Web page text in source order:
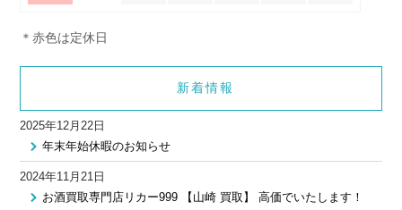
＊赤色は定休日
新着情報
2025年12月22日
年末年始休暇のお知らせ
2024年11月21日
お酒買取専門店リカー999 【山崎 買取】 高価でいたします！